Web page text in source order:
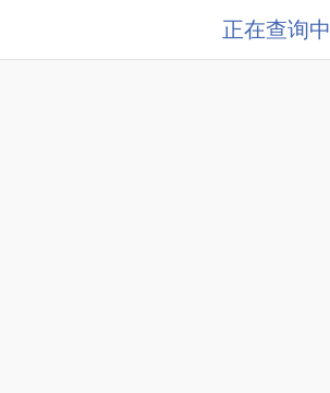
正在查询中